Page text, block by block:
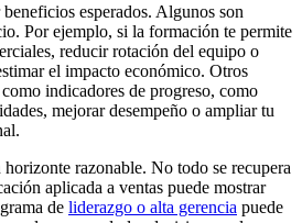
esperados. Algunos son
Por ejemplo, si la formación te permite
reducir rotación del equipo o
el impacto económico. Otros
indicadores de progreso, como
mejorar desempeño o ampliar tu
razonable. No todo se recupera
aplicada a ventas puede mostrar
de liderazgo o alta gerencia puede